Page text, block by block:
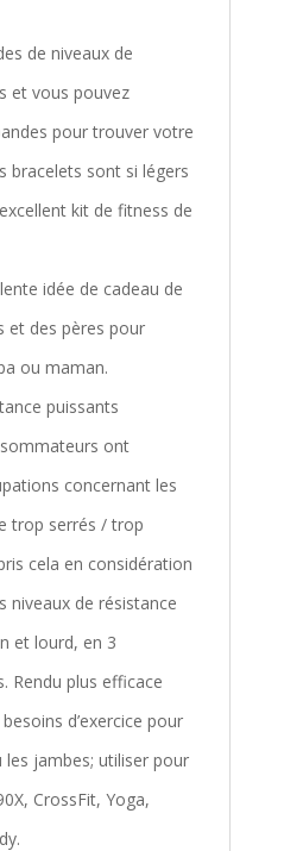
de niveaux de
et vous pouvez
pour trouver votre
bracelets sont si légers
kit de fitness de
idée de cadeau de
et des pères pour
ou maman.
puissants
ont
concernant les
trop serrés / trop
cela en considération
niveaux de résistance
et lourd, en 3
Rendu plus efficace
d’exercice pour
les jambes; utiliser pour
CrossFit, Yoga,